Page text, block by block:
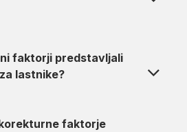
dodaten strošek za lastnike?